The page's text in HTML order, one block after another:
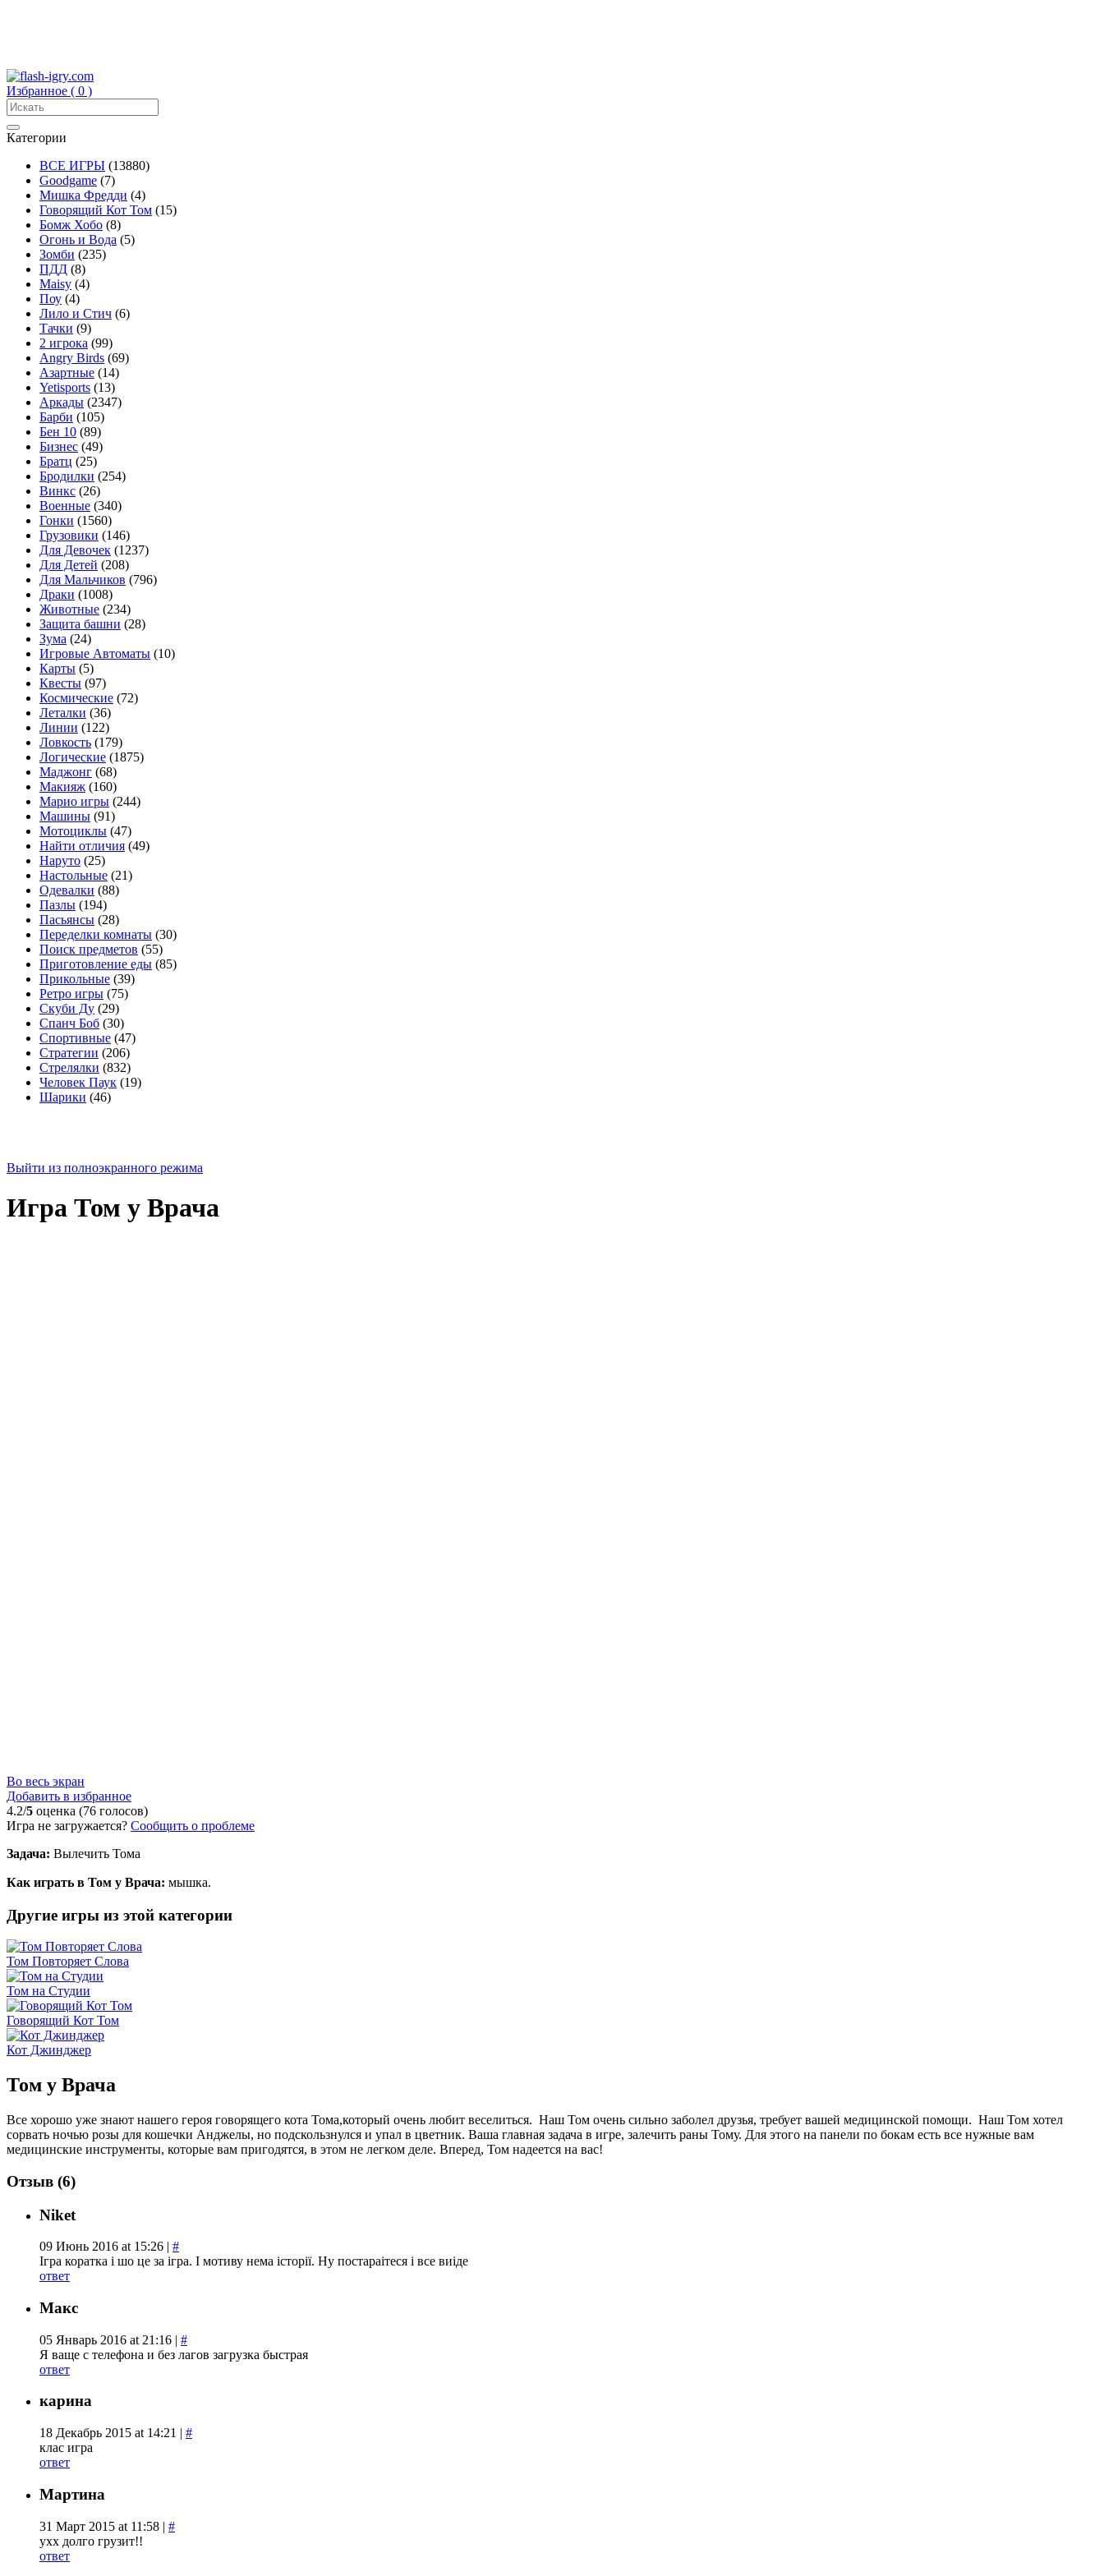
Избранное ( 0 )
Категории
ВСЕ ИГРЫ (13880)
Goodgame (7)
Мишка Фредди (4)
Говорящий Кот Том (15)
Бомж Хобо (8)
Огонь и Вода (5)
Зомби (235)
ПДД (8)
Maisy (4)
Поу (4)
Лило и Стич (6)
Тачки (9)
2 игрока (99)
Angry Birds (69)
Азартные (14)
Yetisports (13)
Аркады (2347)
Барби (105)
Бен 10 (89)
Бизнес (49)
Братц (25)
Бродилки (254)
Винкс (26)
Военные (340)
Гонки (1560)
Грузовики (146)
Для Девочек (1237)
Для Детей (208)
Для Мальчиков (796)
Драки (1008)
Животные (234)
Защита башни (28)
Зума (24)
Игровые Автоматы (10)
Карты (5)
Квесты (97)
Космические (72)
Леталки (36)
Линии (122)
Ловкость (179)
Логические (1875)
Маджонг (68)
Макияж (160)
Марио игры (244)
Машины (91)
Мотоциклы (47)
Найти отличия (49)
Наруто (25)
Настольные (21)
Одевалки (88)
Пазлы (194)
Пасьянсы (28)
Переделки комнаты (30)
Поиск предметов (55)
Приготовление еды (85)
Прикольные (39)
Ретро игры (75)
Скуби Ду (29)
Спанч Боб (30)
Спортивные (47)
Стратегии (206)
Стрелялки (832)
Человек Паук (19)
Шарики (46)
Выйти из полноэкранного режима
Игра Том у Врача
Во весь экран
Добавить в избранное
4.2/5 оценка (76 голосов)
Игра не загружается? Сообщить о проблеме
Задача: Вылечить Тома
Как играть в Том у Врача: мышка.
Другие игры из этой категории
Том Повторяет Слова
Том на Студии
Говорящий Кот Том
Кот Джинджер
Том у Врача
Все хорошо уже знают нашего героя говорящего кота Тома,который очень любит веселиться. Наш Том очень сильно заболел друзья, требует вашей медицинской помощи. Наш Том хотел
сорвать ночью розы для кошечки Анджелы, но подскользнулся и упал в цветник. Ваша главная задача в игре, залечить раны Тому. Для этого на панели по бокам есть все нужные вам
медицинские инструменты, которые вам пригодятся, в этом не легком деле. Вперед, Том надеется на вас!
Отзыв (6)
Niket
09 Июнь 2016 at 15:26 | #
Ігра коратка і шо це за ігра. І мотиву нема історії. Ну постараітеся і все виіде
ответ
Макс
05 Январь 2016 at 21:16 | #
Я ваще с телефона и без лагов загрузка быстрая
ответ
карина
18 Декабрь 2015 at 14:21 | #
клас игра
ответ
Мартина
31 Март 2015 at 11:58 | #
ухх долго грузит!!
ответ